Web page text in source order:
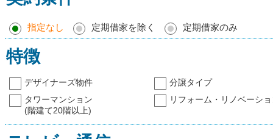
指定なし 定期借家を除く 定期借家のみ
特徴
デザイナーズ物件
分譲タイプ
タワーマンション
(階建て20階以上)
リフォーム・リノベーシ